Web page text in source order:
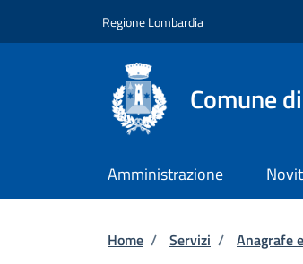
Regione Lombardia
Comune
Amministrazione
Briciole di
Home / Servizi / Anagrafe